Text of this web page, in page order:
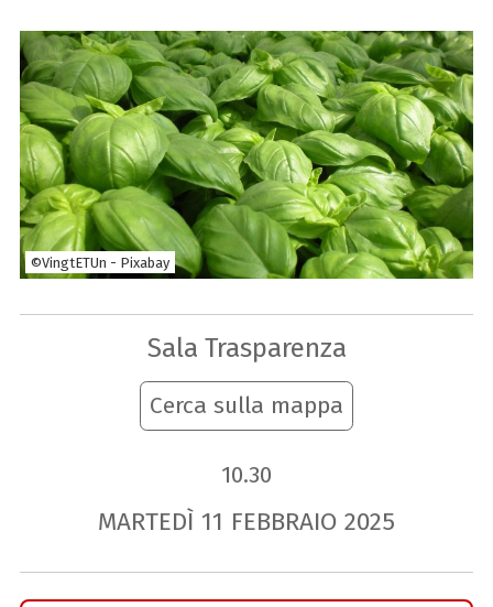
©VingtETUn - Pixabay
Sala Trasparenza
Cerca sulla mappa
10.30
MARTEDÌ 11 FEBBRAIO 2025